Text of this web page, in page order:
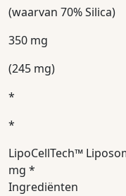
(waarvan 70% Silica)
350 mg
(245 mg)
*
*
LipoCellTech™
mg *
Ingrediënten